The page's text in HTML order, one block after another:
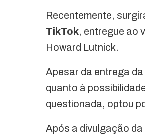
Recentemente,
TikTok, entregue ao
Howard Lutnick.
Apesar da entrega
quanto à
questionada, optou
Após a divulgação